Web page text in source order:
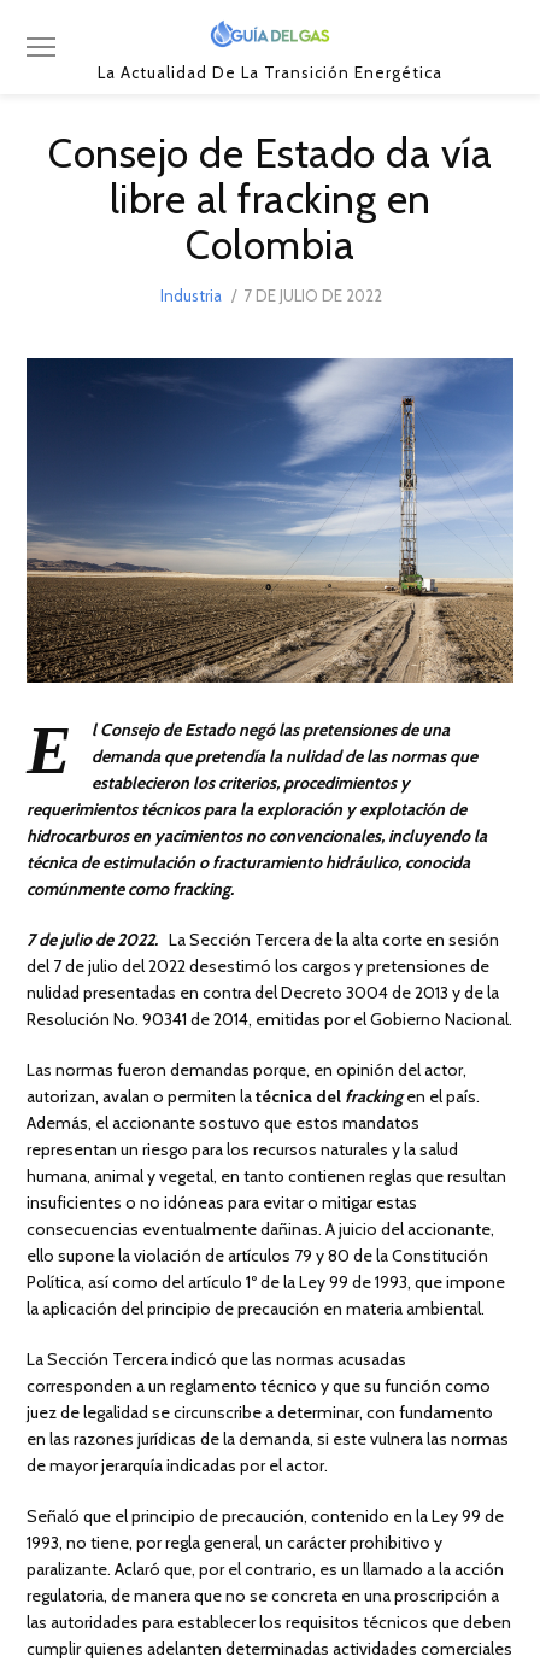
La Actualidad De La Transición Energética
Consejo de Estado da vía
libre al fracking en
Colombia
Industria
POSTED
7 DE JULIO DE 2022
2022
E
l Consejo de Estado negó las pretensiones de una
demanda que pretendía la nulidad de las normas que
establecieron los criterios, procedimientos y
requerimientos técnicos para la exploración y explotación de
hidrocarburos en yacimientos no convencionales, incluyendo la
técnica de estimulación o fracturamiento hidráulico, conocida
comúnmente como fracking.
7 de julio de 2022. La Sección Tercera de la alta corte en sesión
del 7 de julio del 2022 desestimó los cargos y pretensiones de
nulidad presentadas en contra del Decreto 3004 de 2013 y de la
Resolución No. 90341 de 2014, emitidas por el Gobierno Nacional.
Las normas fueron demandas porque, en opinión del actor,
autorizan, avalan o permiten latécnica del frackingen el país.
Además, el accionante sostuvo que estos mandatos
representan un riesgo para los recursos naturales y la salud
humana, animal y vegetal, en tanto contienen reglas que resultan
insuficientes o no idóneas para evitar o mitigar estas
consecuencias eventualmente dañinas. A juicio del accionante,
ello supone la violación de artículos 79 y 80 de la Constitución
Política, así como del artículo 1º de la Ley 99 de 1993, que impone
la aplicación del principio de precaución en materia ambiental.
La Sección Tercera indicó que las normas acusadas
corresponden a un reglamento técnico y que su función como
juez de legalidad se circunscribe a determinar, con fundamento
en las razones jurídicas de la demanda, si este vulnera las normas
de mayor jerarquía indicadas por el actor.
Señaló que el principio de precaución, contenido en la Ley 99 de
1993, no tiene, por regla general, un carácter prohibitivo y
paralizante. Aclaró que, por el contrario, es un llamado a la acción
regulatoria, de manera que no se concreta en una proscripción a
las autoridades para establecer los requisitos técnicos que deben
cumplir quienes adelanten determinadas actividades comerciales